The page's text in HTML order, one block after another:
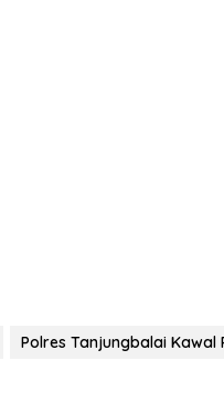
Polres Tanjungbalai Kawal